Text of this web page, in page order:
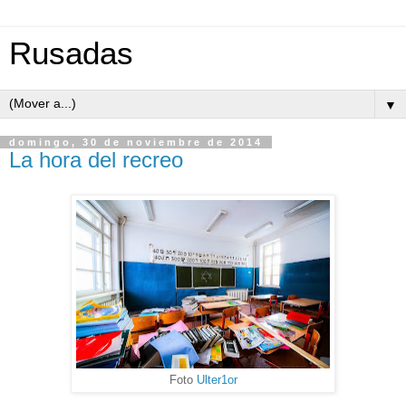
Rusadas
▼
domingo, 30 de noviembre de 2014
La hora del recreo
Foto Ulter1or